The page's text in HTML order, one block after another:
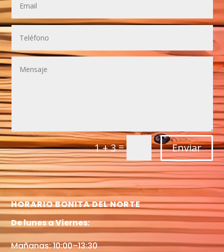
1 + 3= Enviar
HORARIO BONITA DEL NORTE
De lunes a Viernes:
Mañanas: 10:00–13:30